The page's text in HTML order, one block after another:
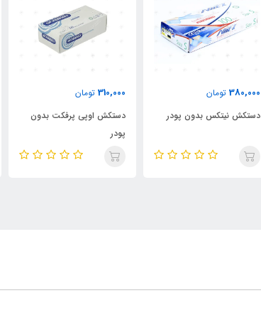
380,000 تومان
دستکش نیتکس بدون پودر
310,000 تومان
دستکش اوپی پرفکت بدون
پودر